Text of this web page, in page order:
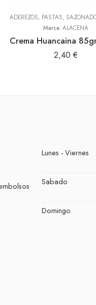
Marca: ALACENA
2,40 €
Lunes - Viernes
Sabado
Domingo